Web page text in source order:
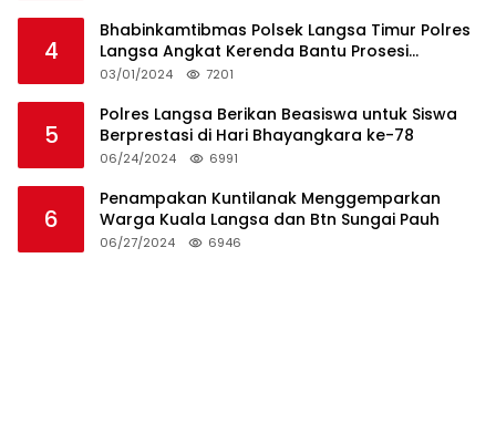
4
Bhabinkamtibmas Polsek Langsa Timur Polres
Langsa Angkat Kerenda Bantu Prosesi
Pemakaman Warga
03/01/2024 7201
5
Polres Langsa Berikan Beasiswa untuk Siswa
Berprestasi di Hari Bhayangkara ke-78
06/24/2024 6991
6
Penampakan Kuntilanak Menggemparkan
Warga Kuala Langsa dan Btn Sungai Pauh
06/27/2024 6946